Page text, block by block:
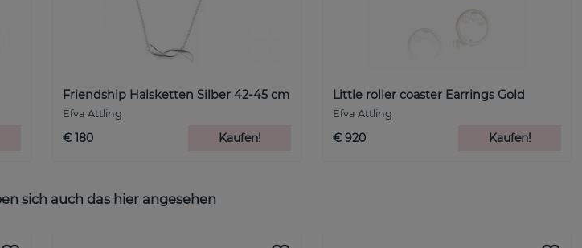
Friendship Halsketten Silber 42-45 cm
Efva Attling
€ 180 Kaufen!
Little roller coaster Earrings Gold
Efva Attling
€ 920 Kaufen!
sich auch das hier angesehen